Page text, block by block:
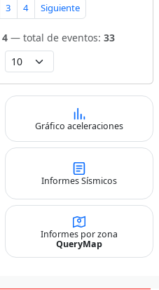
3 4 Siguiente
4 — total de eventos: 33
Gráfico aceleraciones
Informes Sísmicos
Informes por zona
QueryMap